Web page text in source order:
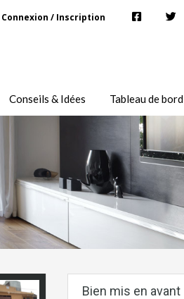
Connexion / Inscription
Conseils & Idées Tableau de bord
Bien mis en avant